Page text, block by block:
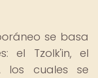
se basa
el Tzolk'in, el
los cuales se